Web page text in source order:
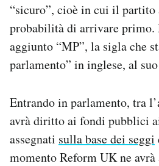
“sicuro”, cioè in cui il partito
probabilità di arrivare primo.
aggiunto “MP”, la sigla che
parlamento” in inglese, al suo
Entrando in parlamento, tra
avrà diritto ai fondi pubblici
assegnati sulla base dei seggi
momento Reform UK ne